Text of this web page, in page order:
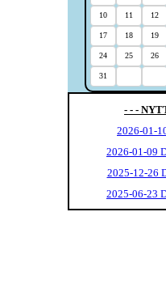
10 11 12
17 18 19
24 25 26
31
- - -
2026-01-
2026-01-09
2025-12-26
2025-06-23